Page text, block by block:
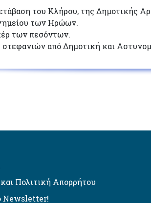
του Κλήρου, της Δημοτικής
των Ηρώων.
των πεσόντων.
στεφανιών από Δημοτική και
Πολιτική Απορρήτου
Newsletter!